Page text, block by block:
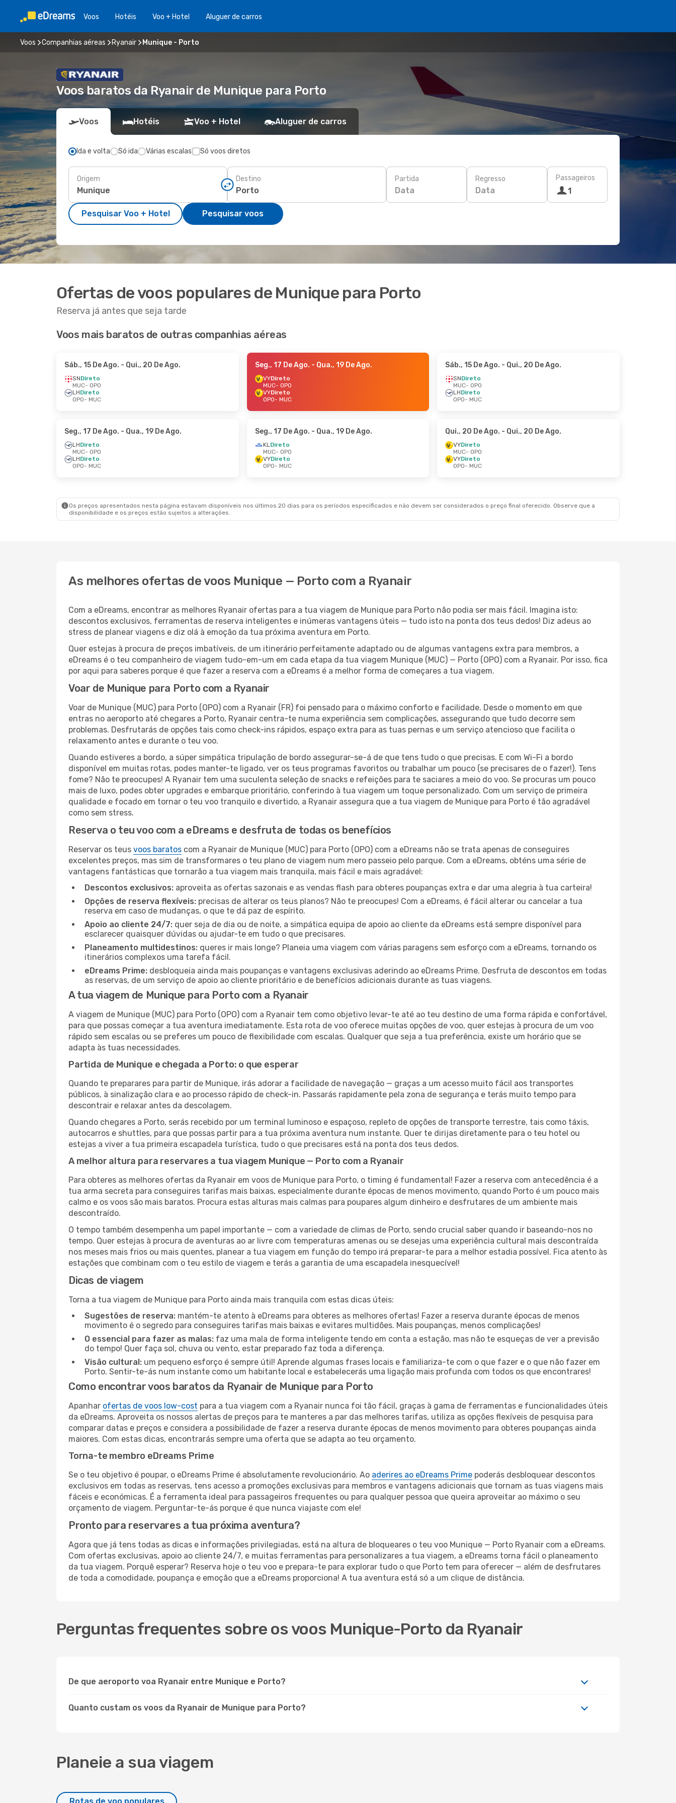
Voos Hotéis Voo + Hotel Aluguer de carros
Voos Companhias aéreas Ryanair Munique - Porto
Voos baratos da Ryanair de Munique para Porto
Voos Hotéis Voo + Hotel Aluguer de carros
Ida e volta Só ida Várias escalas Só voos diretos
Origem Destino Partida
Data
Regresso
Data
Passageiros
1
Pesquisar Voo + Hotel Pesquisar voos
Ofertas de voos populares de Munique para Porto
Reserva já antes que seja tarde
Voos mais baratos de outras companhias aéreas
Sáb., 15 De Ago. - Qui., 20 De Ago.
SNDireto
MUC- OPO
LHDireto
OPO- MUC
Seg., 17 De Ago. - Qua., 19 De Ago.
VYDireto
MUC- OPO
VYDireto
OPO- MUC
Sáb., 15 De Ago. - Qui., 20 De Ago.
SNDireto
MUC- OPO
LHDireto
OPO- MUC
Seg., 17 De Ago. - Qua., 19 De Ago.
LHDireto
MUC- OPO
LHDireto
OPO- MUC
Seg., 17 De Ago. - Qua., 19 De Ago.
KLDireto
MUC- OPO
VYDireto
OPO- MUC
Qui., 20 De Ago. - Qui., 20 De Ago.
VYDireto
MUC- OPO
VYDireto
OPO- MUC
Os preços apresentados nesta página estavam disponíveis nos últimos 20 dias para os períodos especificados e não devem ser considerados o preço final oferecido. Observe que a
disponibilidade e os preços estão sujeitos a alterações.
As melhores ofertas de voos Munique — Porto com a Ryanair
Com a eDreams, encontrar as melhores Ryanair ofertas para a tua viagem de Munique para Porto não podia ser mais fácil. Imagina isto:
descontos exclusivos, ferramentas de reserva inteligentes e inúmeras vantagens úteis — tudo isto na ponta dos teus dedos! Diz adeus ao
stress de planear viagens e diz olá à emoção da tua próxima aventura em Porto.
Quer estejas à procura de preços imbatíveis, de um itinerário perfeitamente adaptado ou de algumas vantagens extra para membros, a
eDreams é o teu companheiro de viagem tudo-em-um em cada etapa da tua viagem Munique (MUC) — Porto (OPO) com a Ryanair. Por isso, fica
por aqui para saberes porque é que fazer a reserva com a eDreams é a melhor forma de começares a tua viagem.
Voar de Munique para Porto com a Ryanair
Voar de Munique (MUC) para Porto (OPO) com a Ryanair (FR) foi pensado para o máximo conforto e facilidade. Desde o momento em que
entras no aeroporto até chegares a Porto, Ryanair centra-te numa experiência sem complicações, assegurando que tudo decorre sem
problemas. Desfrutarás de opções tais como check-ins rápidos, espaço extra para as tuas pernas e um serviço atencioso que facilita o
relaxamento antes e durante o teu voo.
Quando estiveres a bordo, a súper simpática tripulação de bordo assegurar-se-á de que tens tudo o que precisas. E com Wi-Fi a bordo
disponível em muitas rotas, podes manter-te ligado, ver os teus programas favoritos ou trabalhar um pouco (se precisares de o fazer!). Tens
fome? Não te preocupes! A Ryanair tem uma suculenta seleção de snacks e refeições para te saciares a meio do voo. Se procuras um pouco
mais de luxo, podes obter upgrades e embarque prioritário, conferindo à tua viagem um toque personalizado. Com um serviço de primeira
qualidade e focado em tornar o teu voo tranquilo e divertido, a Ryanair assegura que a tua viagem de Munique para Porto é tão agradável
como sem stress.
Reserva o teu voo com a eDreams e desfruta de todas os benefícios
Reservar os teus voos baratos com a Ryanair de Munique (MUC) para Porto (OPO) com a eDreams não se trata apenas de conseguires
excelentes preços, mas sim de transformares o teu plano de viagem num mero passeio pelo parque. Com a eDreams, obténs uma série de
vantagens fantásticas que tornarão a tua viagem mais tranquila, mais fácil e mais agradável:
Descontos exclusivos: aproveita as ofertas sazonais e as vendas flash para obteres poupanças extra e dar uma alegria à tua carteira!
Opções de reserva flexíveis: precisas de alterar os teus planos? Não te preocupes! Com a eDreams, é fácil alterar ou cancelar a tua
reserva em caso de mudanças, o que te dá paz de espírito.
Apoio ao cliente 24/7: quer seja de dia ou de noite, a simpática equipa de apoio ao cliente da eDreams está sempre disponível para
esclarecer quaisquer dúvidas ou ajudar-te em tudo o que precisares.
Planeamento multidestinos: queres ir mais longe? Planeia uma viagem com várias paragens sem esforço com a eDreams, tornando os
itinerários complexos uma tarefa fácil.
eDreams Prime: desbloqueia ainda mais poupanças e vantagens exclusivas aderindo ao eDreams Prime. Desfruta de descontos em todas
as reservas, de um serviço de apoio ao cliente prioritário e de benefícios adicionais durante as tuas viagens.
A tua viagem de Munique para Porto com a Ryanair
A viagem de Munique (MUC) para Porto (OPO) com a Ryanair tem como objetivo levar-te até ao teu destino de uma forma rápida e confortável,
para que possas começar a tua aventura imediatamente. Esta rota de voo oferece muitas opções de voo, quer estejas à procura de um voo
rápido sem escalas ou se preferes um pouco de flexibilidade com escalas. Qualquer que seja a tua preferência, existe um horário que se
adapta às tuas necessidades.
Partida de Munique e chegada a Porto: o que esperar
Quando te preparares para partir de Munique, irás adorar a facilidade de navegação — graças a um acesso muito fácil aos transportes
públicos, à sinalização clara e ao processo rápido de check-in. Passarás rapidamente pela zona de segurança e terás muito tempo para
descontrair e relaxar antes da descolagem.
Quando chegares a Porto, serás recebido por um terminal luminoso e espaçoso, repleto de opções de transporte terrestre, tais como táxis,
autocarros e shuttles, para que possas partir para a tua próxima aventura num instante. Quer te dirijas diretamente para o teu hotel ou
estejas a viver a tua primeira escapadela turística, tudo o que precisares está na ponta dos teus dedos.
A melhor altura para reservares a tua viagem Munique — Porto com a Ryanair
Para obteres as melhores ofertas da Ryanair em voos de Munique para Porto, o timing é fundamental! Fazer a reserva com antecedência é a
tua arma secreta para conseguires tarifas mais baixas, especialmente durante épocas de menos movimento, quando Porto é um pouco mais
calmo e os voos são mais baratos. Procura estas alturas mais calmas para poupares algum dinheiro e desfrutares de um ambiente mais
descontraído.
O tempo também desempenha um papel importante — com a variedade de climas de Porto, sendo crucial saber quando ir baseando-nos no
tempo. Quer estejas à procura de aventuras ao ar livre com temperaturas amenas ou se desejas uma experiência cultural mais descontraída
nos meses mais frios ou mais quentes, planear a tua viagem em função do tempo irá preparar-te para a melhor estadia possível. Fica atento às
estações que combinam com o teu estilo de viagem e terás a garantia de uma escapadela inesquecível!
Dicas de viagem
Torna a tua viagem de Munique para Porto ainda mais tranquila com estas dicas úteis:
Sugestões de reserva: mantém-te atento à eDreams para obteres as melhores ofertas! Fazer a reserva durante épocas de menos
movimento é o segredo para conseguires tarifas mais baixas e evitares multidões. Mais poupanças, menos complicações!
O essencial para fazer as malas: faz uma mala de forma inteligente tendo em conta a estação, mas não te esqueças de ver a previsão
do tempo! Quer faça sol, chuva ou vento, estar preparado faz toda a diferença.
Visão cultural: um pequeno esforço é sempre útil! Aprende algumas frases locais e familiariza-te com o que fazer e o que não fazer em
Porto. Sentir-te-ás num instante como um habitante local e estabelecerás uma ligação mais profunda com todos os que encontrares!
Como encontrar voos baratos da Ryanair de Munique para Porto
Apanhar ofertas de voos low-cost para a tua viagem com a Ryanair nunca foi tão fácil, graças à gama de ferramentas e funcionalidades úteis
da eDreams. Aproveita os nossos alertas de preços para te manteres a par das melhores tarifas, utiliza as opções flexíveis de pesquisa para
comparar datas e preços e considera a possibilidade de fazer a reserva durante épocas de menos movimento para obteres poupanças ainda
maiores. Com estas dicas, encontrarás sempre uma oferta que se adapta ao teu orçamento.
Torna-te membro eDreams Prime
Se o teu objetivo é poupar, o eDreams Prime é absolutamente revolucionário. Ao aderires ao eDreams Prime poderás desbloquear descontos
exclusivos em todas as reservas, tens acesso a promoções exclusivas para membros e vantagens adicionais que tornam as tuas viagens mais
fáceis e económicas. É a ferramenta ideal para passageiros frequentes ou para qualquer pessoa que queira aproveitar ao máximo o seu
orçamento de viagem. Perguntar-te-ás porque é que nunca viajaste com ele!
Pronto para reservares a tua próxima aventura?
Agora que já tens todas as dicas e informações privilegiadas, está na altura de bloqueares o teu voo Munique — Porto Ryanair com a eDreams.
Com ofertas exclusivas, apoio ao cliente 24/7, e muitas ferramentas para personalizares a tua viagem, a eDreams torna fácil o planeamento
da tua viagem. Porquê esperar? Reserva hoje o teu voo e prepara-te para explorar tudo o que Porto tem para oferecer — além de desfrutares
de toda a comodidade, poupança e emoção que a eDreams proporciona! A tua aventura está só a um clique de distância.
Perguntas frequentes sobre os voos Munique-Porto da Ryanair
De que aeroporto voa Ryanair entre Munique e Porto?
Quanto custam os voos da Ryanair de Munique para Porto?
Planeie a sua viagem